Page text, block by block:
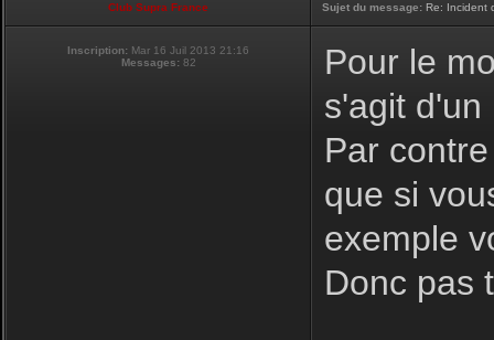
Club Supra France Sujet du message: Re: Incident
Inscription: Mar 16 Juil 2013 21:16
Messages:82
Pour le
s'agit d'un
Par
que si
exemple
Donc pas